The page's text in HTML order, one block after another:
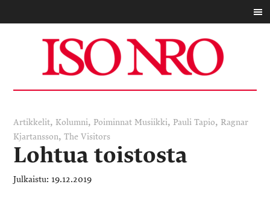
Artikkelit, Kolumni, Poiminnat Musiikki, Pauli Tapio, Ragnar
Kjartansson,The Visitors
Lohtua toistosta
19.12.2019